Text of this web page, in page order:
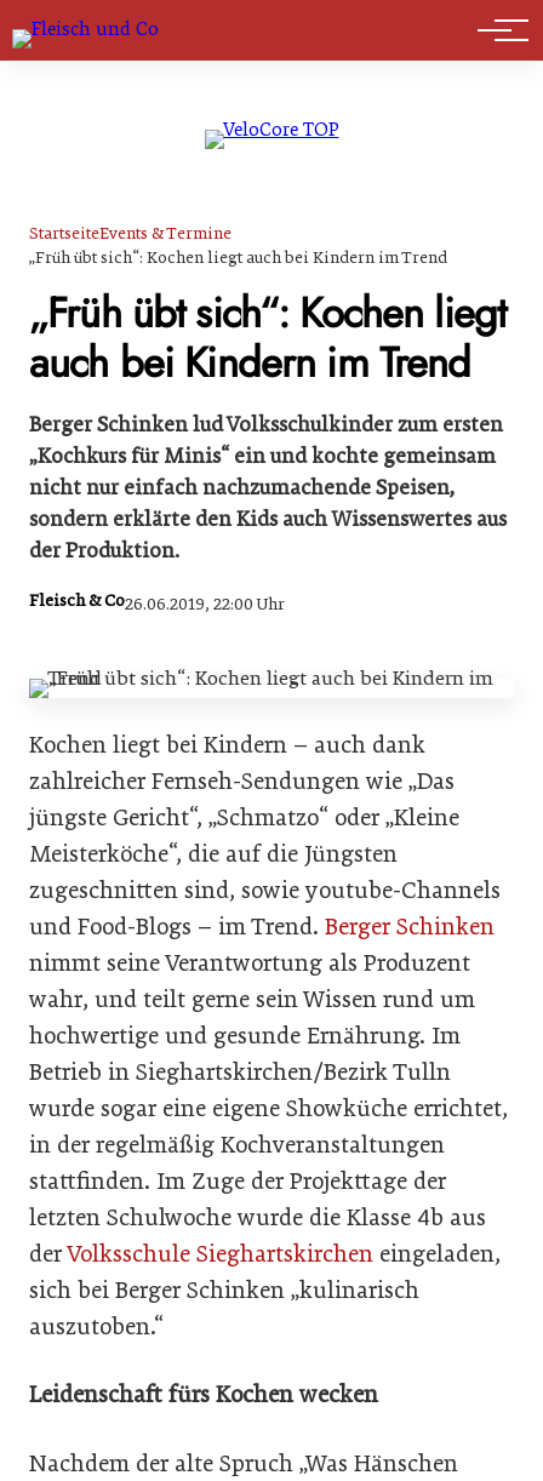
Marktführer
StartseiteEvents & Termine
„Früh übt sich“: Kochen liegt auch bei Kindern im Trend
„Früh übt sich“: Kochen liegt
auch bei Kindern im Trend
Berger Schinken lud Volksschulkinder zum ersten
„Kochkurs für Minis“ ein und kochte gemeinsam
nicht nur einfach nachzumachende Speisen,
sondern erklärte den Kids auch Wissenswertes aus
der Produktion.
Fleisch & Co26.06.2019, 22:00 Uhr
Kochen liegt bei Kindern – auch dank
zahlreicher Fernseh-Sendungen wie „Das
jüngste Gericht“, „Schmatzo“ oder „Kleine
Meisterköche“, die auf die Jüngsten
zugeschnitten sind, sowie youtube-Channels
und Food-Blogs – im Trend. Berger Schinken
nimmt seine Verantwortung als Produzent
wahr, und teilt gerne sein Wissen rund um
hochwertige und gesunde Ernährung. Im
Betrieb in Sieghartskirchen/Bezirk Tulln
wurde sogar eine eigene Showküche errichtet,
in der regelmäßig Kochveranstaltungen
stattfinden. Im Zuge der Projekttage der
letzten Schulwoche wurde die Klasse 4b aus
derVolksschule Sieghartskirchen eingeladen,
sich bei Berger Schinken „kulinarisch
auszutoben.“
Leidenschaft fürs Kochen wecken
Nachdem der alte Spruch „Was Hänschen